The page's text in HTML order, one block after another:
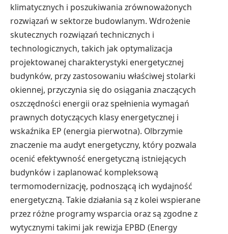
klimatycznych i poszukiwania zrównoważonych
rozwiązań w sektorze budowlanym. Wdrożenie
skutecznych rozwiązań technicznych i
technologicznych, takich jak optymalizacja
projektowanej charakterystyki energetycznej
budynków, przy zastosowaniu właściwej stolarki
okiennej, przyczynia się do osiągania znaczących
oszczędności energii oraz spełnienia wymagań
prawnych dotyczących klasy energetycznej i
wskaźnika EP (energia pierwotna). Olbrzymie
znaczenie ma audyt energetyczny, który pozwala
ocenić efektywność energetyczną istniejących
budynków i zaplanować kompleksową
termomodernizację, podnoszącą ich wydajność
energetyczną. Takie działania są z kolei wspierane
przez różne programy wsparcia oraz są zgodne z
wytycznymi takimi jak rewizja EPBD (Energy